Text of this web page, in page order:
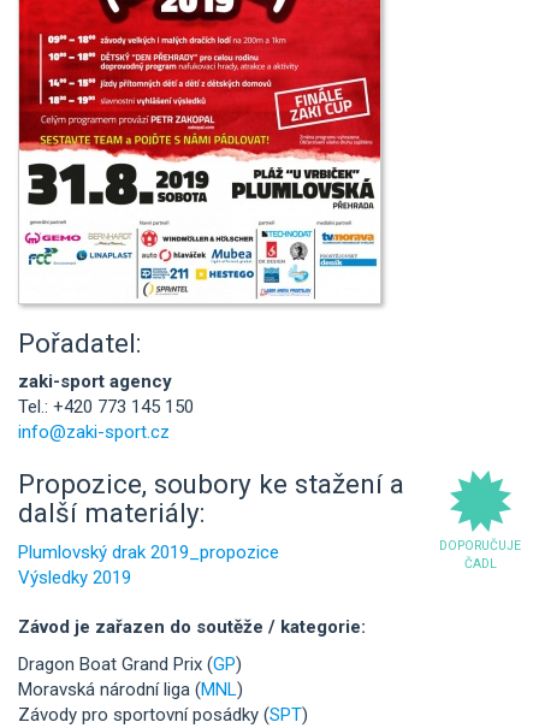
Pořadatel:
zaki-sport agency
Tel.: +420 773 145 150
info@zaki-sport.cz
DOPORUČUJE
ČADL
Propozice, soubory ke stažení a
další materiály:
Plumlovský drak 2019_propozice
Výsledky 2019
Závod je zařazen do soutěže / kategorie:
Dragon Boat Grand Prix (GP)
Moravská národní liga (MNL)
Závody pro sportovní posádky (SPT)